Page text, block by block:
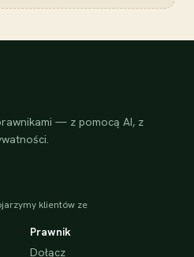
— z pomocą AI, z
klientów ze
Prawnik
Dołącz